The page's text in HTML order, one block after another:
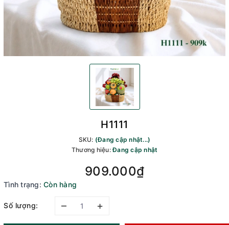
H1111
SKU: (Đang cập nhật...)
Thương hiệu:Đang cập nhật
909.000₫
Tình trạng: Còn hàng
Số lượng: – +